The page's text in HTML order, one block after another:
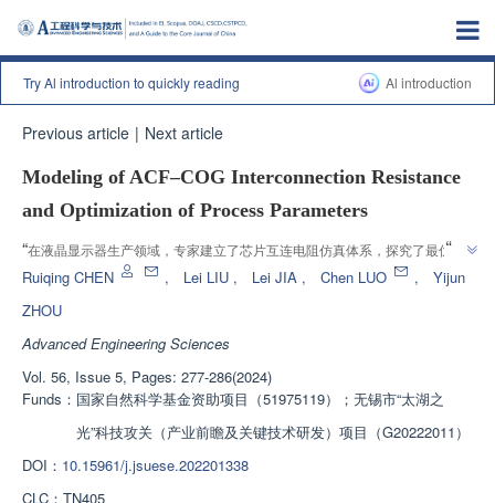
Try Al introduction to quickly reading Al introduction
Previous article | Next article
Modeling of ACF–COG Interconnection Resistance
and Optimization of Process Parameters
“在液晶显示器生产领域，专家建立了芯片互连电阻仿真体系，探究了最优工
艺参数，为提高封装效率提供解决方案。”
”
Ruiqing CHEN , Lei LIU , Lei JIA , Chen LUO ,
Yijun
ZHOU
Advanced Engineering Sciences
Vol. 56, Issue 5, Pages: 277-286(2024)
Funds： 国家自然科学基金资助项目（51975119）；无锡市“太湖之
光”科技攻关（产业前瞻及关键技术研发）项目（G20222011）
DOI： 10.15961/j.jsuese.202201338
CLC： TN405